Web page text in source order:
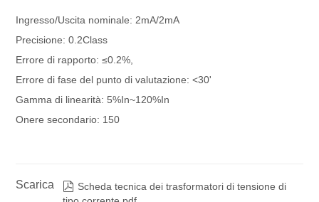
Ingresso/Uscita nominale: 2mA/2mA
Precisione: 0.2Class
Errore di rapporto: ≤0.2%,
Errore di fase del punto di valutazione: <30'
Gamma di linearità: 5%In~120%In
Onere secondario: 150
Scarica  Scheda tecnica dei trasformatori di tensione di